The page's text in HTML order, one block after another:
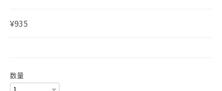
¥935
数量